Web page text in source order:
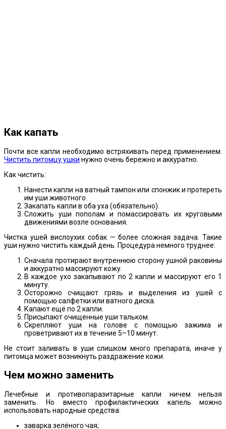
Как капать
Почти все капли необходимо встряхивать перед применением.
Чистить питомцу ушки нужно очень бережно и аккуратно.
Как чистить:
Нанести капли на ватный тампон или спонжик и протереть
им уши животного.
Закапать капли в оба уха (обязательно).
Сложить уши пополам и помассировать их круговыми
движениями возле основания.
Чистка ушей вислоухих собак — более сложная задача. Такие
уши нужно чистить каждый день. Процедура немного труднее:
Сначала протирают внутреннюю сторону ушной раковины
и аккуратно массируют кожу.
В каждое ухо закапывают по 2 капли и массируют его 1
минуту.
Осторожно счищают грязь и выделения из ушей с
помощью салфетки или ватного диска.
Капают ещё по 2 капли.
Присыпают очищенные уши тальком.
Скрепляют уши на голове с помощью зажима и
проветривают их в течение 5–10 минут.
Не стоит заливать в уши слишком много препарата, иначе у
питомца может возникнуть раздражение кожи.
Чем можно заменить
Лечебные и противопаразитарные капли ничем нельзя
заменить. Но вместо профилактических капель можно
использовать народные средства:
заварка зелёного чая;